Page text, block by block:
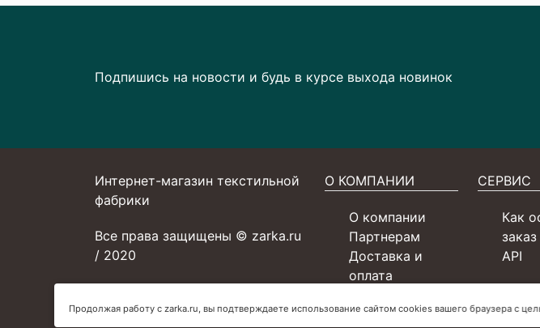
Подпишись на новости и будь в курсе выхода новинок
Интернет-магазин текстильной
фабрики
Все права защищены © zarka.ru
/ 2020
О КОМПАНИИ
О компании
Партнерам
Доставка и
оплата
Условия для СП
СЕРВИС
Как
заказ
API
Продолжая работу с zarka.ru, вы подтверждаете использование сайтом cookies вашего браузера с